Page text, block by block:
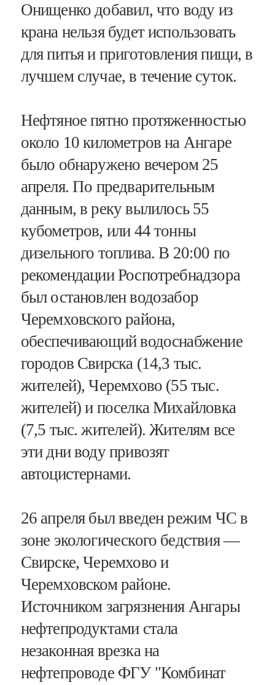
Онищенко добавил, что воду из
крана нельзя будет использовать
для питья и приготовления пищи, в
лучшем случае, в течение суток.
Нефтяное пятно протяженностью
около 10 километров на Ангаре
было обнаружено вечером 25
апреля. По предварительным
данным, в реку вылилось 55
кубометров, или 44 тонны
дизельного топлива. В 20:00 по
рекомендации Роспотребнадзора
был остановлен водозабор
Черемховского района,
обеспечивающий водоснабжение
городов Свирска (14,3 тыс.
жителей), Черемхово (55 тыс.
жителей) и поселка Михайловка
(7,5 тыс. жителей).Жителям все
эти дни воду привозят
автоцистернами.
26 апреля был введен режим ЧС в
зоне экологического бедствия —
Свирске, Черемхово и
Черемховском районе.
Источником загрязнения Ангары
нефтепродуктами стала
незаконная врезка на
нефтепроводе ФГУ "Комбинат